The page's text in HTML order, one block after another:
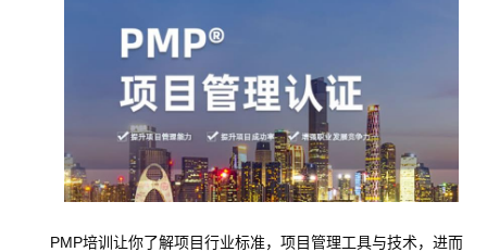
PMP培训让你了解项目行业标准，项目管理工具与技术，进而